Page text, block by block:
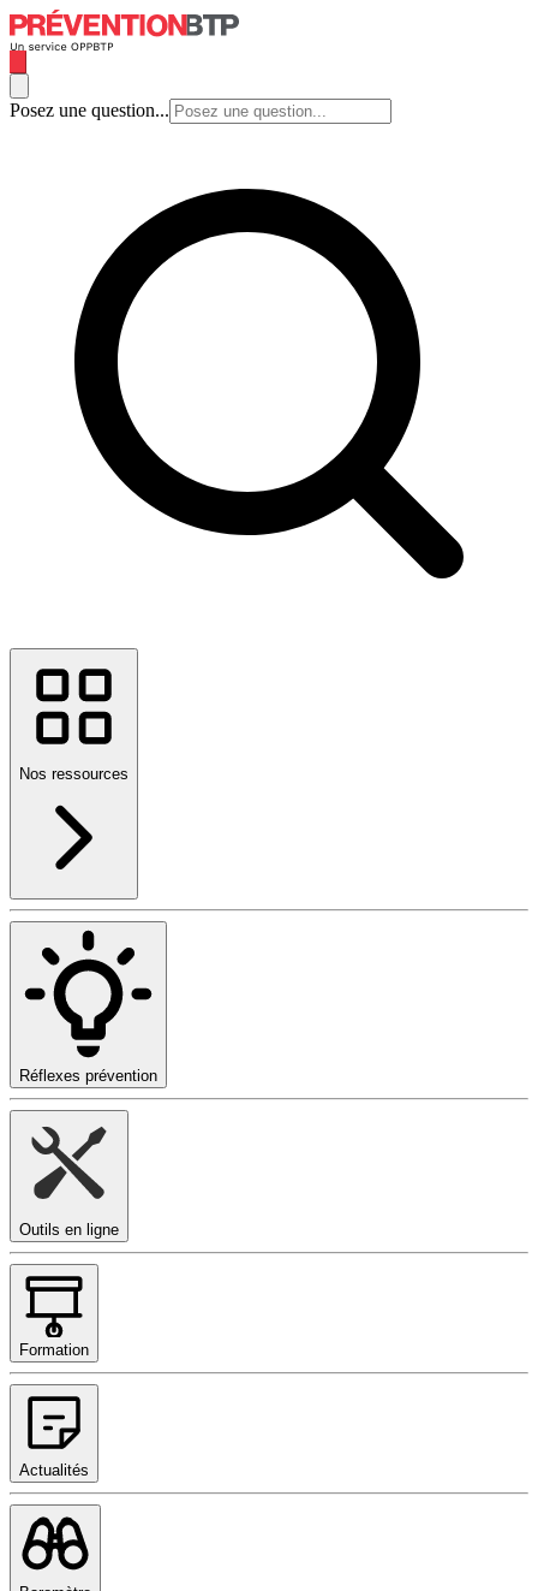
Posez une question...
Nos ressources
Réflexes prévention
Outils en ligne
Formation
Actualités